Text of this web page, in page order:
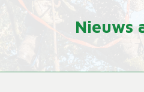
Nieuws